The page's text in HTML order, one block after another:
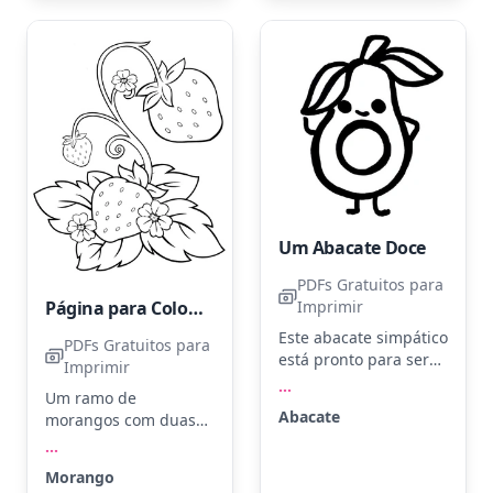
ao caule e às folhas.
Experimente usar
lápis de cor
aquarelável para criar
sombreados suaves e
dar um toque realista.
Página para Colorir Morangos para Imprimir
PDFs Gratuitos para
Imprimir
Um ramo de
morangos com duas
cercado por flores
...
Morango
Um Abacate Doce
PDFs Gratuitos para
Imprimir
Este abacate simpático
está pronto para ser
alegremente. Use
...
Abacate